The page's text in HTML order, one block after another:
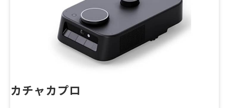
カチャカプロ